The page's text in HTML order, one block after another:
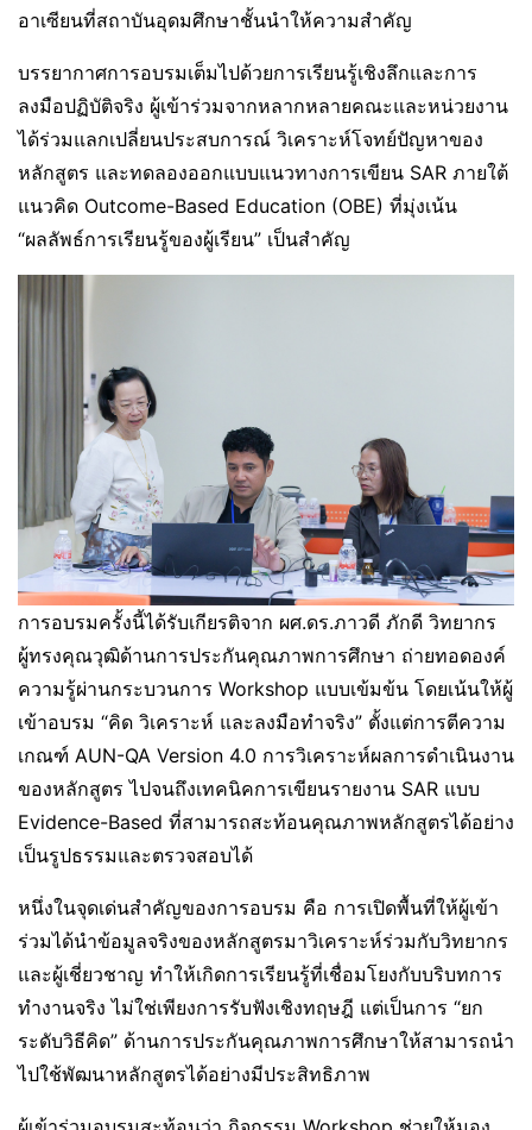
อาเซียนที่สถาบันอุดมศึกษาชั้นนำให้ความสำคัญ
บรรยากาศการอบรมเต็มไปด้วยการเรียนรู้เชิงลึกและการ
ลงมือปฏิบัติจริง ผู้เข้าร่วมจากหลากหลายคณะและหน่วยงาน
ได้ร่วมแลกเปลี่ยนประสบการณ์ วิเคราะห์โจทย์ปัญหาของ
หลักสูตร และทดลองออกแบบแนวทางการเขียน SAR ภายใต้
แนวคิด Outcome-Based Education (OBE) ที่มุ่งเน้น
“ผลลัพธ์การเรียนรู้ของผู้เรียน” เป็นสำคัญ
การอบรมครั้งนี้ได้รับเกียรติจาก ผศ.ดร.ภาวดี ภักดี วิทยากร
ผู้ทรงคุณวุฒิด้านการประกันคุณภาพการศึกษา ถ่ายทอดองค์
ความรู้ผ่านกระบวนการ Workshop แบบเข้มข้น โดยเน้นให้ผู้
เข้าอบรม “คิด วิเคราะห์ และลงมือทำจริง” ตั้งแต่การตีความ
เกณฑ์ AUN-QA Version 4.0 การวิเคราะห์ผลการดำเนินงาน
ของหลักสูตร ไปจนถึงเทคนิคการเขียนรายงาน SAR แบบ
Evidence-Based ที่สามารถสะท้อนคุณภาพหลักสูตรได้อย่าง
เป็นรูปธรรมและตรวจสอบได้
หนึ่งในจุดเด่นสำคัญของการอบรม คือ การเปิดพื้นที่ให้ผู้เข้า
ร่วมได้นำข้อมูลจริงของหลักสูตรมาวิเคราะห์ร่วมกับวิทยากร
และผู้เชี่ยวชาญ ทำให้เกิดการเรียนรู้ที่เชื่อมโยงกับบริบทการ
ทำงานจริง ไม่ใช่เพียงการรับฟังเชิงทฤษฎี แต่เป็นการ “ยก
ระดับวิธีคิด” ด้านการประกันคุณภาพการศึกษาให้สามารถนำ
ไปใช้พัฒนาหลักสูตรได้อย่างมีประสิทธิภาพ